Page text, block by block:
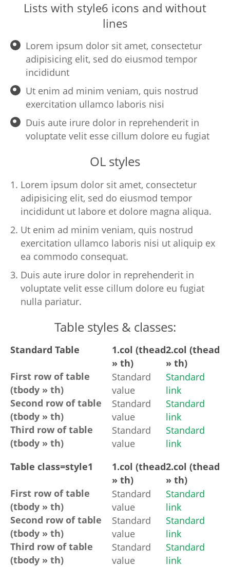
Lists with style6 icons and without
lines
Lorem ipsum dolor sit amet, consectetur
adipisicing elit, sed do eiusmod tempor
incididunt
Ut enim ad minim veniam, quis nostrud
exercitation ullamco laboris nisi
Duis aute irure dolor in reprehenderit in
voluptate velit esse cillum dolore eu fugiat
OL styles
Lorem ipsum dolor sit amet, consectetur
adipisicing elit, sed do eiusmod tempor
incididunt ut labore et dolore magna aliqua.
Ut enim ad minim veniam, quis nostrud
exercitation ullamco laboris nisi ut aliquip ex
ea commodo consequat.
Duis aute irure dolor in reprehenderit in
voluptate velit esse cillum dolore eu fugiat
nulla pariatur.
Table styles & classes:
Standard Table
1.col (thead
» th)
2.col (thead
» th)
First row of table
(tbody » th)
Standard
value
Standard
link
Second row of table
(tbody » th)
Standard
value
Standard
link
Third row of table
(tbody » th)
Standard
value
Standard
link
Table class=style1
1.col (thead
» th)
2.col (thead
» th)
First row of table
(tbody » th)
Standard
value
Standard
link
Second row of table
(tbody » th)
Standard
value
Standard
link
Third row of table
(tbody » th)
Standard
value
Standard
link